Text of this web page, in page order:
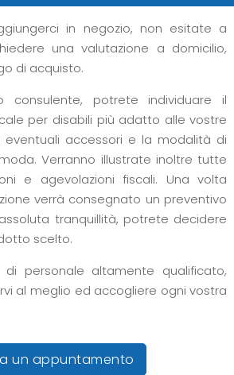
in negozio, non esitate a
una valutazione a domicilio,
di acquisto.
consulente, potrete individuare il
per disabili più adatto alle vostre
eventuali accessori e la modalità di
Verranno illustrate inoltre tutte
e agevolazioni fiscali. Una volta
verrà consegnato un preventivo
tranquillità, potrete decidere
scelto.
personale altamente qualificato,
al meglio ed accogliere ogni vostra
un appuntamento